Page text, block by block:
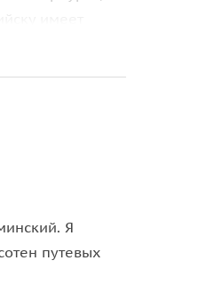
город)
здесь, в
вы узнаете,
Я
путевых